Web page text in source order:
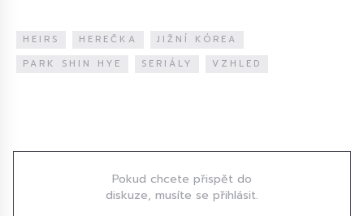
HEIRS HEREČKA
JIŽNÍ KÓREA
PARK SHIN HYE
SERIÁLY VZHLED
Pokud chcete přispět do
diskuze, musíte se přihlásit.